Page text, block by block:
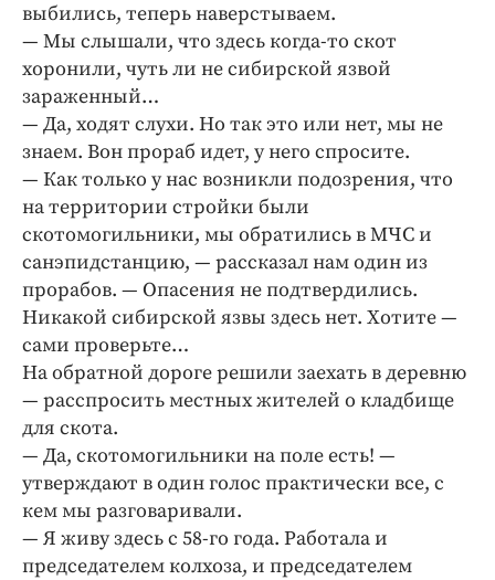
выбились, теперь наверстываем.
— Мы слышали, что здесь когда-то скот
хоронили, чуть ли не сибирской язвой
зараженный…
— Да, ходят слухи. Но так это или нет, мы не
знаем. Вон прораб идет, у него спросите.
— Как только у нас возникли подозрения, что
на территории стройки были
скотомогильники, мы обратились в МЧС и
санэпидстанцию, — рассказал нам один из
прорабов. — Опасения не подтвердились.
Никакой сибирской язвы здесь нет. Хотите —
сами проверьте…
На обратной дороге решили заехать в деревню
— расспросить местных жителей о кладбище
для скота.
— Да, скотомогильники на поле есть! —
утверждают в один голос практически все, с
кем мы разговаривали.
— Я живу здесь с 58-го года. Работала и
председателем колхоза, и председателем